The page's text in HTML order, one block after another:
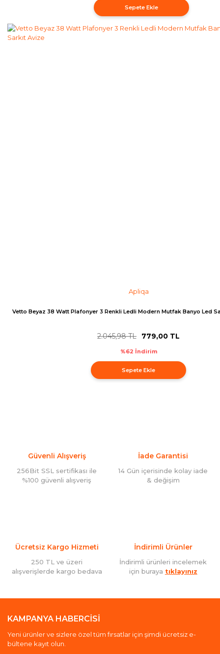
Sepete Ekle
Apliqa
Vetto Beyaz 38 Watt Plafonyer 3 Renkli Ledli Modern Mutfak Banyo Led
2.045,98 TL 779,00 TL
%62 İndirim
Sepete Ekle
Güvenli Alışveriş
256Bit SSL sertifikası ile
%100 güvenli alışveriş
İade Garantisi
14 Gün içerisinde kolay iade
& değişim
Ücretsiz Kargo Hizmeti
250 TL ve üzeri
alışverişlerde kargo bedava
İndirimli Ürünler
İndirimli ürünleri incelemek
için buraya tıklayınız
KAMPANYA HABERCİSİ
Yeni ürünler ve sizlere özel tüm fırsatlar için şimdi ücretsiz e-
bültene kayıt olun.